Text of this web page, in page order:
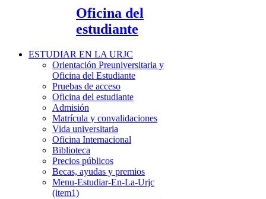
Oficina del
estudiante
ESTUDIAR EN LA URJC
Orientación Preuniversitaria y
Oficina del Estudiante
Pruebas de acceso
Oficina del estudiante
Admisión
Matrícula y convalidaciones
Vida universitaria
Oficina Internacional
Biblioteca
Precios públicos
Becas, ayudas y premios
Menu-Estudiar-En-La-Urjc
(item1)